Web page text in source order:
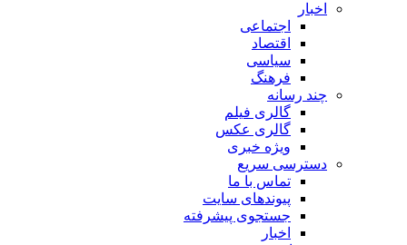
اخبار
اجتماعی
اقتصاد
سیاسی
فرهنگ
چند رسانه
گالری فیلم
گالری عکس
ویژه خبری
دسترسی سریع
تماس با ما
پیوندهای سایت
جستجوی پیشرفته
اخبار